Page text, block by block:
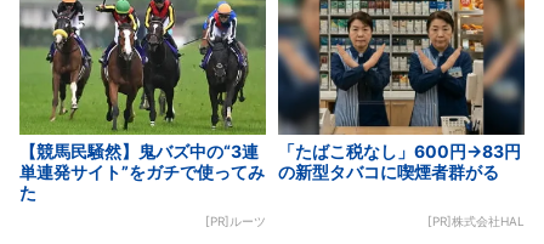
【競馬民騒然】鬼バズ中の“3連
単連発サイト”をガチで使ってみ
た
[PR]ルーツ
「たばこ税なし」600円→83円
の新型タバコに喫煙者群がる
[PR]株式会社HAL